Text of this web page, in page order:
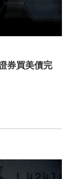
券買美債完